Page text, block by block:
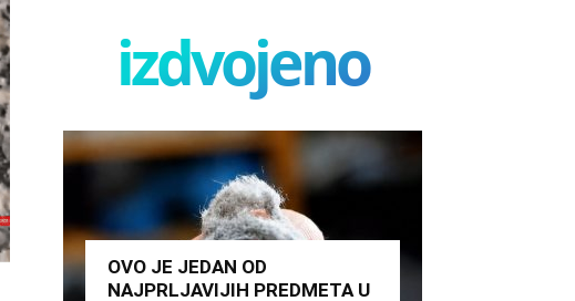
izdvojeno
OVO JE JEDAN OD
NAJPRLJAVIJIH PREDMETA U